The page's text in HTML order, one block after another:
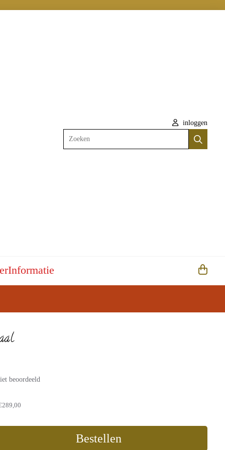
inloggen
Zoeken
Informatie
beoordeeld
Bestellen